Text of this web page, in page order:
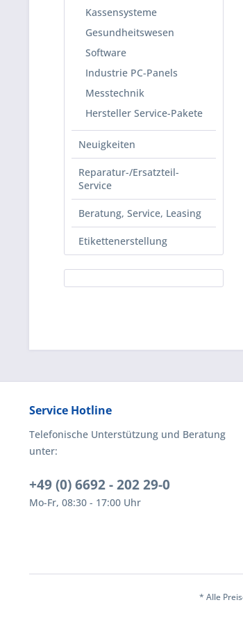
Kassensysteme
Gesundheitswesen
Software
Industrie PC-Panels
Messtechnik
Hersteller Service-Pakete
Neuigkeiten
Reparatur-/Ersatzteil-
Service
Beratung, Service, Leasing
Etikettenerstellung
Service Hotline
Telefonische Unterstützung und Beratung
unter:
+49 (0) 6692 - 202 29-0
Mo-Fr, 08:30 - 17:00 Uhr
* Alle